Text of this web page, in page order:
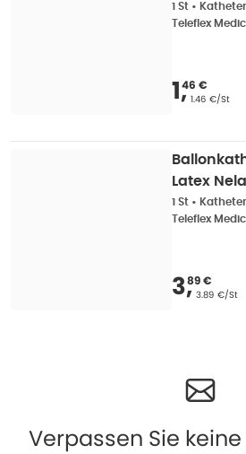
1 St • Katheter
1,
46 €
Grundpreis
1.46 €/St
Latex
1 St • Katheter
3,
89 €
Grundpreis
3.89 €/St
Verpassen Sie